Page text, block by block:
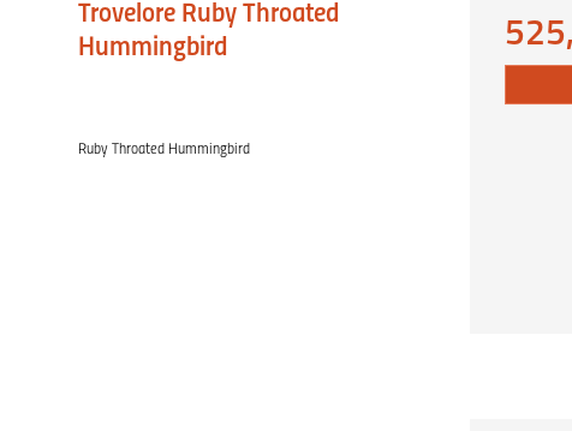
Trovelore Ruby Throated
Hummingbird
Ruby Throated Hummingbird